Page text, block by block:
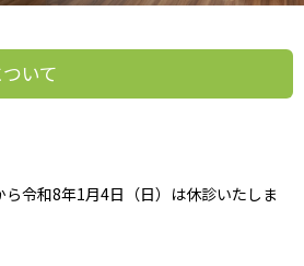
いて
令和8年1月4日（日）は休診いたしま